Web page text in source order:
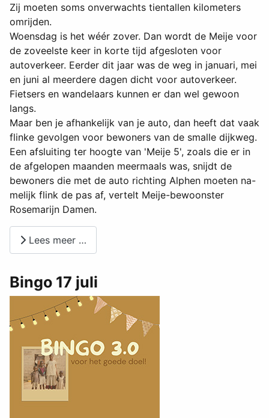
Zij moeten soms onverwachts tientallen kilometers
omrijden.
Woensdag is het wéér zover. Dan wordt de Meije voor
de zoveelste keer in korte tijd afgesloten voor
autoverkeer. Eerder dit jaar was de weg in januari, mei
en juni al meerdere dagen dicht voor autoverkeer.
Fietsers en wandelaars kunnen er dan wel gewoon
langs.
Maar ben je afhankelijk van je auto, dan heeft dat vaak
flinke gevolgen voor bewoners van de smalle dijkweg.
Een afsluiting ter hoogte van 'Meije 5', zoals die er in
de afgelopen maanden meermaals was, snijdt de
bewoners die met de auto richting Alphen moeten na-
melijk flink de pas af, vertelt Meije-bewoonster
Rosemarijn Damen.
Lees meer …
Bingo 17 juli